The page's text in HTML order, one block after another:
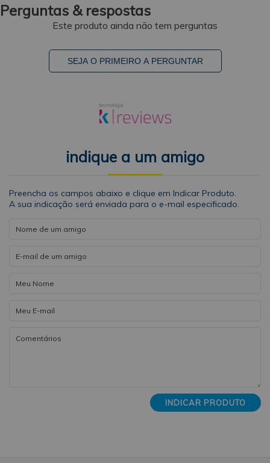
Perguntas & respostas
Este produto ainda não tem perguntas
SEJA O PRIMEIRO A PERGUNTAR
indique a um amigo
Preencha os campos abaixo e clique em Indicar Produto.
A sua indicação será enviada para o e-mail especificado.
INDICAR PRODUTO